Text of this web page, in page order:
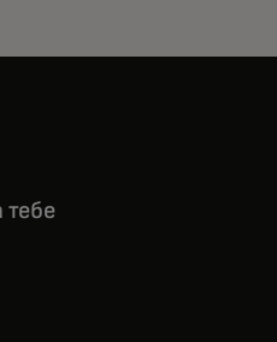
тебе